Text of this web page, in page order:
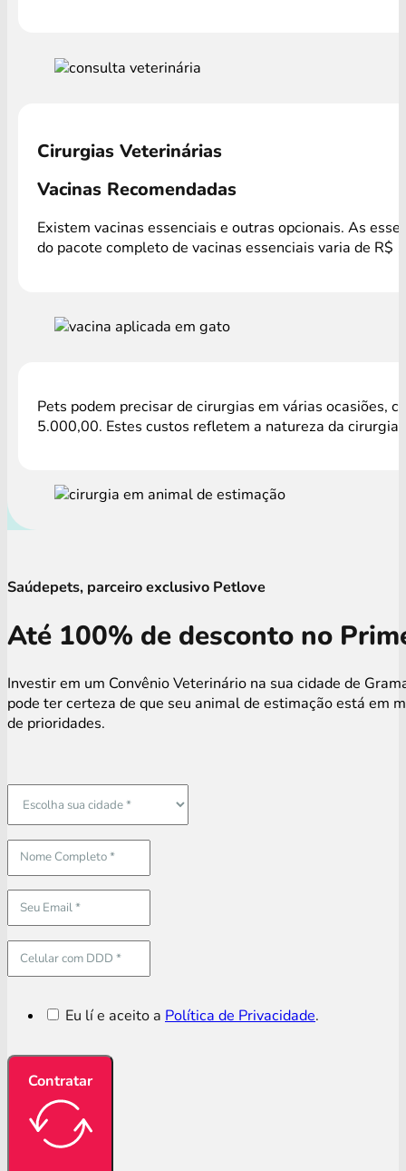
Cirurgias Veterinárias
Vacinas Recomendadas
Existem vacinas essenciais e outras opcionais. As
do pacote completo de vacinas essenciais varia de
Pets podem precisar de cirurgias em várias ocasiões,
5.000,00. Estes custos refletem a natureza da
Saúdepets, parceiro exclusivo Petlove
Até 100% de desconto no
Investir em um Convênio Veterinário na sua cidade de
pode ter certeza de que seu animal de estimação está em
de prioridades.
Eu lí e aceito a Política de Privacidade.
Contratar